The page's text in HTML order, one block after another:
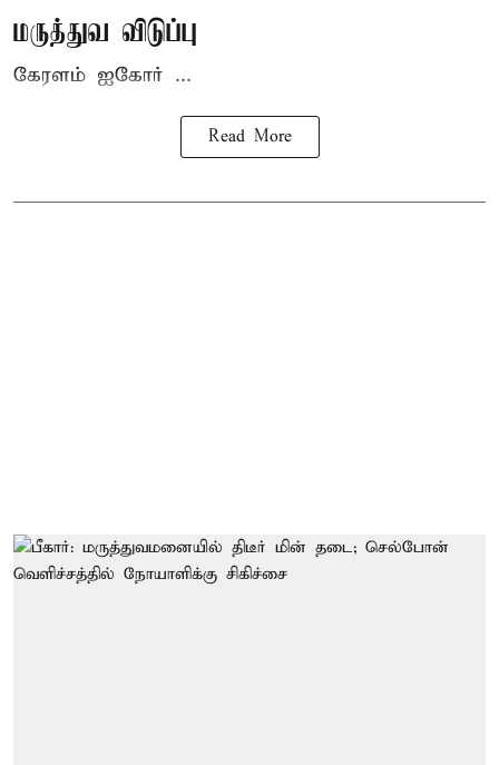
மருத்துவ விடுப்பு
கேரளம் ஐகோர் ...
Read More